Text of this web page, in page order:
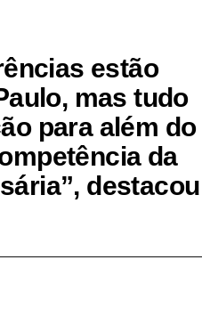
estão
mas tudo
para além do
da
destacou